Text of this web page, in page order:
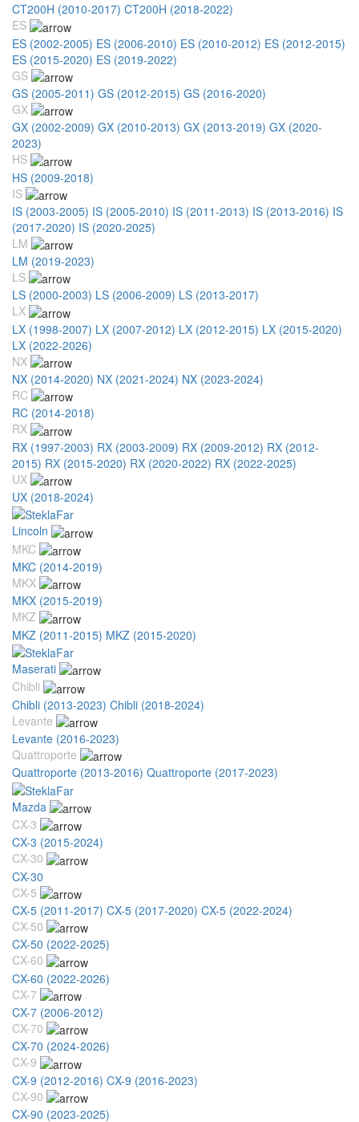
CT200H (2010-2017) CT200H (2018-2022)
ES
ES (2002-2005) ES (2006-2010) ES (2010-2012) ES (2012-2015)
ES (2015-2020) ES (2019-2022)
GS
GS (2005-2011) GS (2012-2015) GS (2016-2020)
GX
GX (2002-2009) GX (2010-2013) GX (2013-2019) GX (2020-
2023)
HS
HS (2009-2018)
IS
IS (2003-2005) IS (2005-2010) IS (2011-2013) IS (2013-2016) IS
(2017-2020) IS (2020-2025)
LM
LM (2019-2023)
LS
LS (2000-2003) LS (2006-2009) LS (2013-2017)
LX
LX (1998-2007) LX (2007-2012) LX (2012-2015) LX (2015-2020)
LX (2022-2026)
NX
NX (2014-2020) NX (2021-2024) NX (2023-2024)
RC
RC (2014-2018)
RX
RX (1997-2003) RX (2003-2009) RX (2009-2012) RX (2012-
2015) RX (2015-2020) RX (2020-2022) RX (2022-2025)
UX
UX (2018-2024)
Lincoln
MKC
MKC (2014-2019)
MKX
MKX (2015-2019)
MKZ
MKZ (2011-2015) MKZ (2015-2020)
Maserati
Chibli
Chibli (2013-2023) Chibli (2018-2024)
Levante
Levante (2016-2023)
Quattroporte
Quattroporte (2013-2016) Quattroporte (2017-2023)
Mazda
CX-3
CX-3 (2015-2024)
CX-30
CX-30
CX-5
CX-5 (2011-2017) CX-5 (2017-2020) CX-5 (2022-2024)
CX-50
CX-50 (2022-2025)
CX-60
CX-60 (2022-2026)
CX-7
CX-7 (2006-2012)
CX-70
CX-70 (2024-2026)
CX-9
CX-9 (2012-2016) CX-9 (2016-2023)
CX-90
CX-90 (2023-2025)